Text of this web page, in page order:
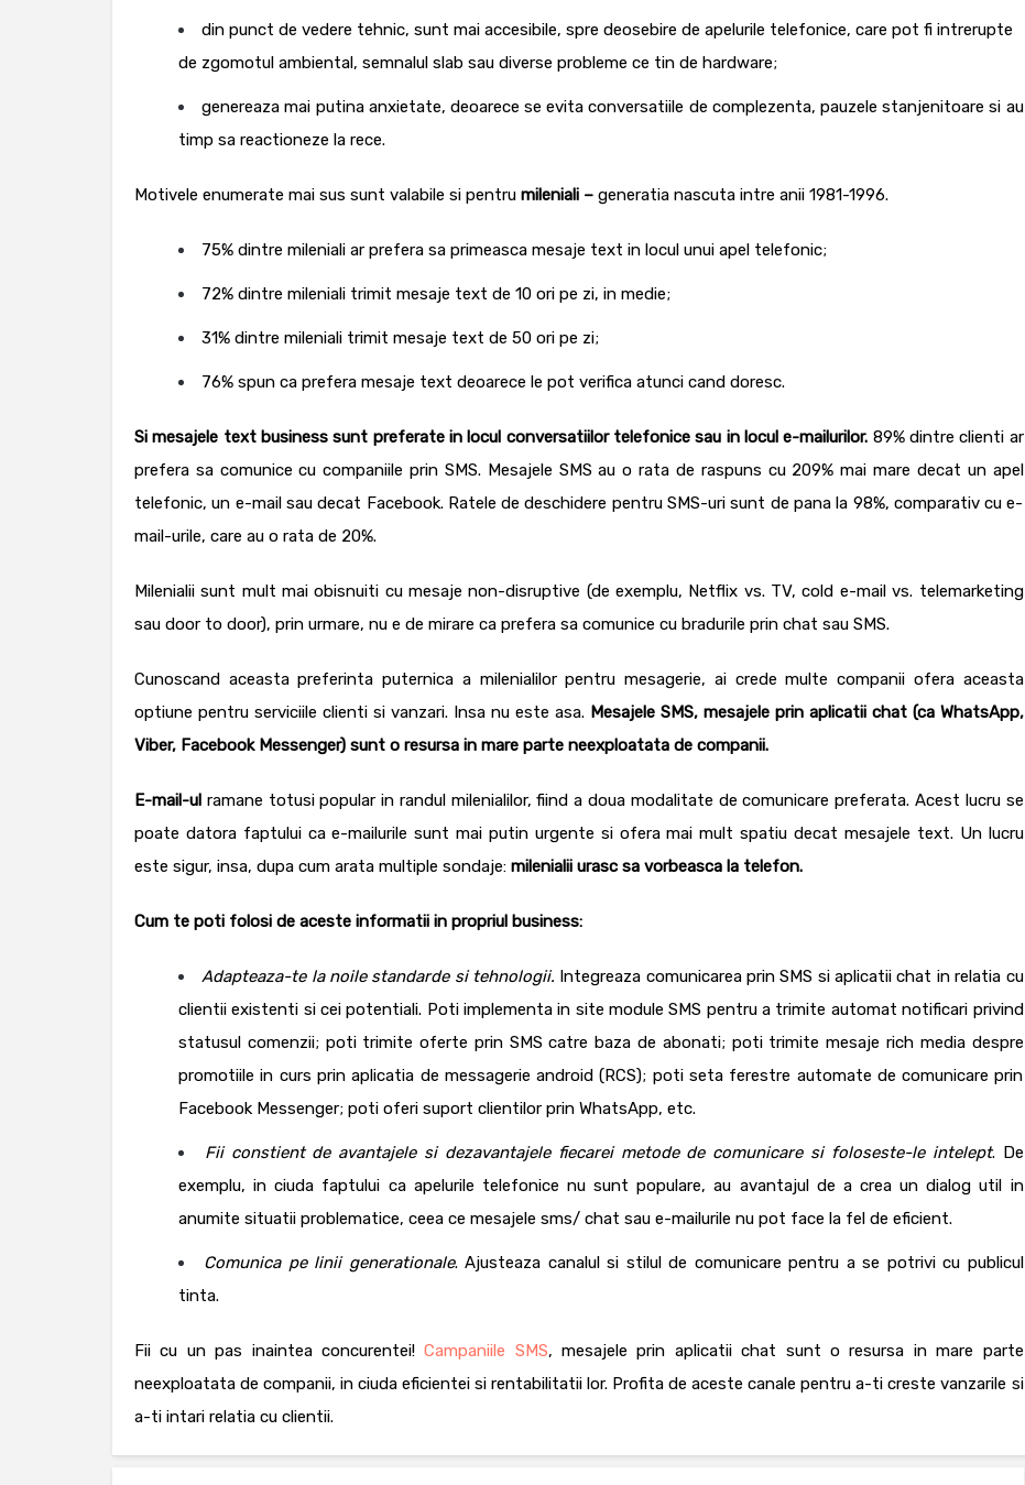
din punct de vedere tehnic, sunt mai accesibile, spre deosebire de apelurile telefonice, care pot fi intrerupte
de zgomotul ambiental, semnalul slab sau diverse probleme ce tin de hardware;
genereaza mai putina anxietate, deoarece se evita conversatiile de complezenta, pauzele stanjenitoare si au
timp sa reactioneze la rece.
Motivele enumerate mai sus sunt valabile si pentru mileniali – generatia nascuta intre anii 1981-1996.
75% dintre mileniali ar prefera sa primeasca mesaje text in locul unui apel telefonic;
72% dintre mileniali trimit mesaje text de 10 ori pe zi, in medie;
31% dintre mileniali trimit mesaje text de 50 ori pe zi;
76% spun ca prefera mesaje text deoarece le pot verifica atunci cand doresc.
Si mesajele text business sunt preferate in locul conversatiilor telefonice sau in locul e-mailurilor. 89% dintre clienti ar
prefera sa comunice cu companiile prin SMS. Mesajele SMS au o rata de raspuns cu 209% mai mare decat un apel
telefonic, un e-mail sau decat Facebook. Ratele de deschidere pentru SMS-uri sunt de pana la 98%, comparativ cu e-
mail-urile, care au o rata de 20%.
Milenialii sunt mult mai obisnuiti cu mesaje non-disruptive (de exemplu, Netflix vs. TV, cold e-mail vs. telemarketing
sau door to door), prin urmare, nu e de mirare ca prefera sa comunice cu bradurile prin chat sau SMS.
Cunoscand aceasta preferinta puternica a milenialilor pentru mesagerie, ai crede multe companii ofera aceasta
optiune pentru serviciile clienti si vanzari. Insa nu este asa. Mesajele SMS, mesajele prin aplicatii chat (ca WhatsApp,
Viber, Facebook Messenger) sunt o resursa in mare parte neexploatata de companii.
E-mail-ul ramane totusi popular in randul milenialilor, fiind a doua modalitate de comunicare preferata. Acest lucru se
poate datora faptului ca e-mailurile sunt mai putin urgente si ofera mai mult spatiu decat mesajele text. Un lucru
este sigur, insa, dupa cum arata multiple sondaje: milenialii urasc sa vorbeasca la telefon.
Cum te poti folosi de aceste informatii in propriul business:
Adapteaza-te la noile standarde si tehnologii. Integreaza comunicarea prin SMS si aplicatii chat in relatia cu
clientii existenti si cei potentiali. Poti implementa in site module SMS pentru a trimite automat notificari privind
statusul comenzii; poti trimite oferte prin SMS catre baza de abonati; poti trimite mesaje rich media despre
promotiile in curs prin aplicatia de messagerie android (RCS); poti seta ferestre automate de comunicare prin
Facebook Messenger; poti oferi suport clientilor prin WhatsApp, etc.
Fii constient de avantajele si dezavantajele fiecarei metode de comunicare si foloseste-le intelept. De
exemplu, in ciuda faptului ca apelurile telefonice nu sunt populare, au avantajul de a crea un dialog util in
anumite situatii problematice, ceea ce mesajele sms/ chat sau e-mailurile nu pot face la fel de eficient.
Comunica pe linii generationale. Ajusteaza canalul si stilul de comunicare pentru a se potrivi cu publicul
tinta.
Fii cu un pas inaintea concurentei!Campaniile SMS, mesajele prin aplicatii chat sunt o resursa in mare parte
neexploatata de companii, in ciuda eficientei si rentabilitatii lor. Profita de aceste canale pentru a-ti creste vanzarile si
a-ti intari relatia cu clientii.